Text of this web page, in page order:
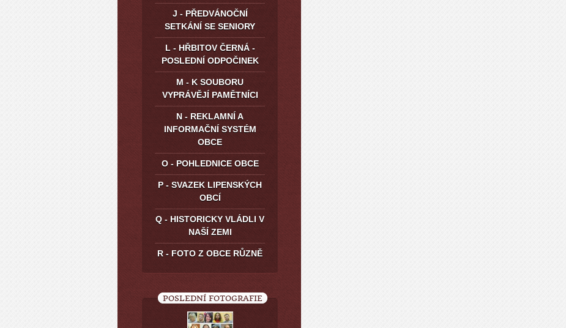
J - PŘEDVÁNOČNÍ
SETKÁNÍ SE SENIORY
L - HŘBITOV ČERNÁ -
POSLEDNÍ ODPOČINEK
M - K SOUBORU
VYPRÁVĚJÍ PAMĚTNÍCI
N - REKLAMNÍ A
INFORMAČNÍ SYSTÉM
OBCE
O - POHLEDNICE OBCE
P - SVAZEK LIPENSKÝCH
OBCÍ
Q - HISTORICKY VLÁDLI V
NAŠÍ ZEMI
R - FOTO Z OBCE RŮZNĚ
POSLEDNÍ FOTOGRAFIE